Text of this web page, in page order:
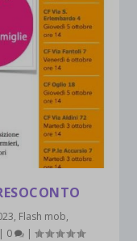
, Flash mob,
| 0 |